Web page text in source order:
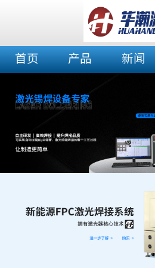
首页 产品 新闻